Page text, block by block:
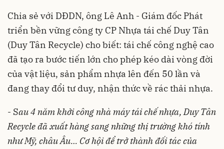
Chia sẻ với DĐDN, ông Lê Anh - Giám đốc Phát
triển bền vững công ty CP Nhựa tái chế Duy Tân
(Duy Tân Recycle) cho biết: tái chế công nghệ cao
đã tạo ra bước tiến lớn cho phép kéo dài vòng đời
của vật liệu, sản phẩm nhựa lên đến 50 lần và
đang thay đổi tư duy, nhận thức về rác thải nhựa.
- Sau 4 năm khởi công nhà máy tái chế nhựa, Duy Tân
Recycle đã xuất hàng sang những thị trường khó tính
như Mỹ, châu Âu… Cơ hội để trở thành đối tác của